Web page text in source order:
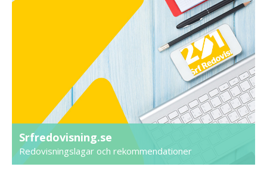
Srfredovisning.se
Redovisningslagar och rekommendationer